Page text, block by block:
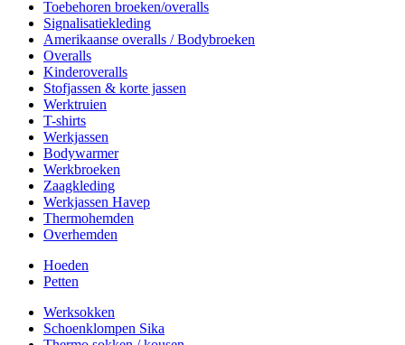
Toebehoren broeken/overalls
Signalisatiekleding
Amerikaanse overalls / Bodybroeken
Overalls
Kinderoveralls
Stofjassen & korte jassen
Werktruien
T-shirts
Werkjassen
Bodywarmer
Werkbroeken
Zaagkleding
Werkjassen Havep
Thermohemden
Overhemden
Hoeden
Petten
Werksokken
Schoenklompen Sika